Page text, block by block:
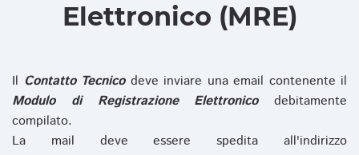
Elettronico (MRE)
Il Contatto Tecnicodeve inviare una email contenente il
Modulo di Registrazione Elettronicodebitamente
compilato.
La mail deve essere spedita all'indirizzo